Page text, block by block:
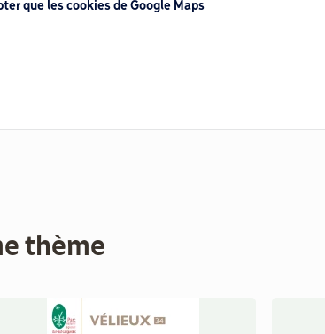
que les cookies de Google Maps
thème